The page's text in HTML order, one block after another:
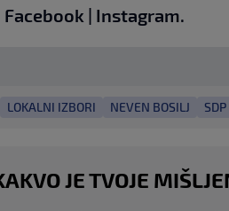
Facebook | Instagram.
LOKALNI IZBORI NEVEN BOSILJ SDP
JE TVOJE